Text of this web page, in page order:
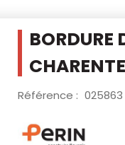
CHARENTE
Référence : 025863